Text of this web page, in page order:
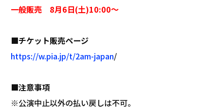
一般販売 8月6日(土)10:00〜
■チケット販売ページ
https://w.pia.jp/t/2am-japan/
■注意事項
※公演中止以外の払い戻しは不可。